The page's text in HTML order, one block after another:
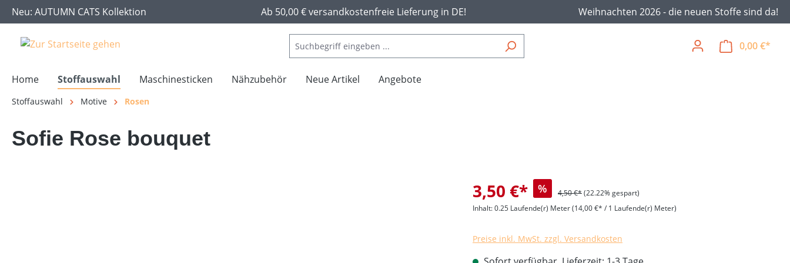
Zur Hauptnavigation springen
Neu: AUTUMN CATS Kollektion Ab 50,00 € versandkostenfreie Lieferung in DE! Weihnachten 2026 - die neuen Stoffe sind da!
0,00 €*
Home Stoffauswahl Maschinesticken Nähzubehör Neue Artikel Angebote
Stoffauswahl Motive Rosen
Sofie Rose bouquet
3,50 €* % 4,50 €*(22.22% gespart)
Inhalt:0.25 Laufende(r) Meter(14,00 €* / 1 Laufende(r) Meter)
Preise inkl. MwSt. zzgl. Versandkosten